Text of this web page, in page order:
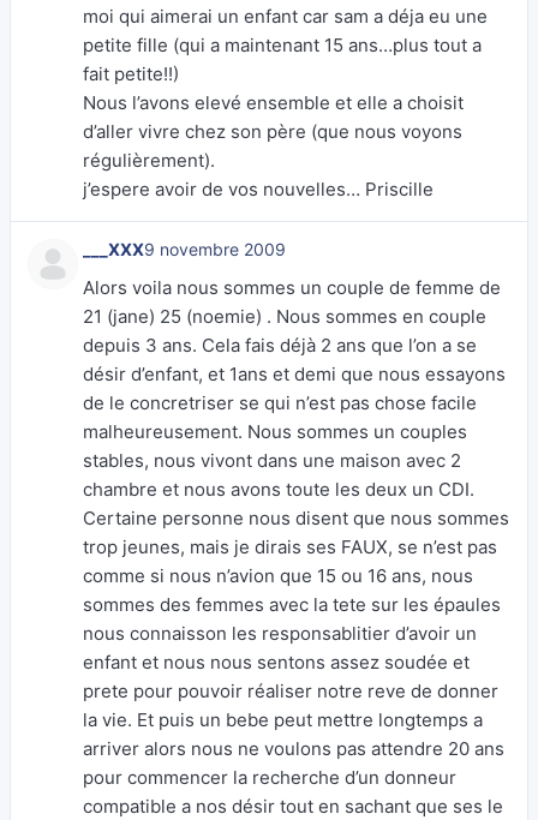
moi qui aimerai un enfant car sam a déja eu une
petite fille (qui a maintenant 15 ans…plus tout a
fait petite!!)
Nous l’avons elevé ensemble et elle a choisit
d’aller vivre chez son père (que nous voyons
régulièrement).
j’espere avoir de vos nouvelles… Priscille
___XXX9 novembre 2009
Alors voila nous sommes un couple de femme de
21 (jane) 25 (noemie) . Nous sommes en couple
depuis 3 ans. Cela fais déjà 2 ans que l’on a se
désir d’enfant, et 1ans et demi que nous essayons
de le concretriser se qui n’est pas chose facile
malheureusement. Nous sommes un couples
stables, nous vivont dans une maison avec 2
chambre et nous avons toute les deux un CDI.
Certaine personne nous disent que nous sommes
trop jeunes, mais je dirais ses FAUX, se n’est pas
comme si nous n’avion que 15 ou 16 ans, nous
sommes des femmes avec la tete sur les épaules
nous connaisson les responsablitier d’avoir un
enfant et nous nous sentons assez soudée et
prete pour pouvoir réaliser notre reve de donner
la vie. Et puis un bebe peut mettre longtemps a
arriver alors nous ne voulons pas attendre 20 ans
pour commencer la recherche d’un donneur
compatible a nos désir tout en sachant que ses le